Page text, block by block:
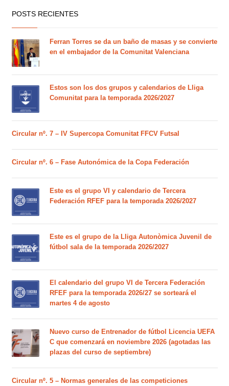
POSTS RECIENTES
Ferran Torres se da un baño de masas y se convierte
en el embajador de la Comunitat Valenciana
Estos son los dos grupos y calendarios de Lliga
Comunitat para la temporada 2026/2027
Circular nº. 7 – IV Supercopa Comunitat FFCV Futsal
Circular nº. 6 – Fase Autonómica de la Copa Federación
Este es el grupo VI y calendario de Tercera
Federación RFEF para la temporada 2026/2027
Este es el grupo de la Lliga Autonòmica Juvenil de
fútbol sala de la temporada 2026/2027
El calendario del grupo VI de Tercera Federación
RFEF para la temporada 2026/27 se sorteará el
martes 4 de agosto
Nuevo curso de Entrenador de fútbol Licencia UEFA
C que comenzará en noviembre 2026 (agotadas las
plazas del curso de septiembre)
Circular nº. 5 – Normas generales de las competiciones